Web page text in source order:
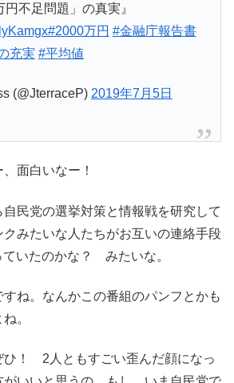
円不足問題」の真実』
#2000万円 #金融庁報告書
充実 #平均値
(@JterraceP) 2019年7月5日
面白いなー！
自民党の選挙対策と情報戦を研究して
みたいな人たちがお互いの連絡手段
ていたのかな？ みたいな。
すね。なんかこの番組のパンフとかも
。
ひ！ 2人ともすごい歪んだ顔になっ